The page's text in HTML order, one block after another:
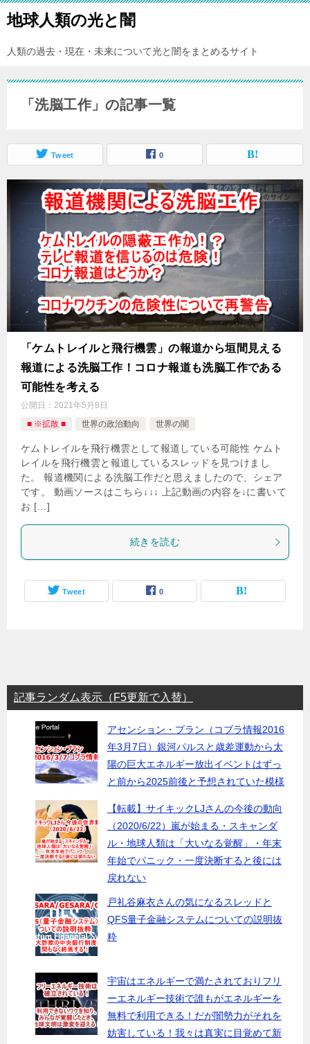
地球人類の光と闇
人類の過去・現在・未来について光と闇をまとめるサイト
「洗脳工作」の記事一覧
Tweet 0
「ケムトレイルと飛行機雲」の報道から垣間見える
報道による洗脳工作！コロナ報道も洗脳工作である
可能性を考える
公開日： 2021年5月8日
■ ※拡散 ■
世界の政治動向 世界の闇
ケムトレイルを飛行機雲として報道している可能性 ケムト
レイルを飛行機雲と報道しているスレッドを見つけまし
た。 報道機関による洗脳工作だと思えましたので、シェア
です。 動画ソースはこちら↓↓↓ 上記動画の内容を↓に書いて
お […]
続きを読む
Tweet 0
記事ランダム表示（F5更新で入替）
アセンション・プラン（コブラ情報2016
年3月7日）銀河パルスと歳差運動から太
陽の巨大エネルギー放出イベントはずっ
と前から2025前後と予想されていた模様
【転載】サイキックLJさんの今後の動向
（2020/6/22）嵐が始まる・スキャンダ
ル・地球人類は「大いなる覚醒」・年末
年始でパニック・一度決断すると後には
戻れない
戸礼谷麻衣さんの気になるスレッドと
QFS量子金融システムについての説明抜
粋
宇宙はエネルギーで満たされておりフリ
ーエネルギー技術で誰もがエネルギーを
無料で利用できる！だが闇勢力がそれを
妨害している！我々は真実に目覚めて新